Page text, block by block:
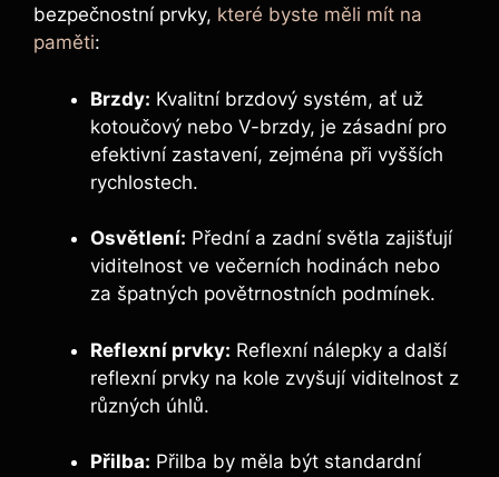
bezpečnostní prvky, které byste měli mít na
paměti:
Brzdy: Kvalitní brzdový systém, ať už
kotoučový nebo V-brzdy, je zásadní pro
efektivní zastavení, zejména při vyšších
rychlostech.
Osvětlení: Přední a zadní světla zajišťují
viditelnost ve večerních hodinách nebo
za špatných povětrnostních podmínek.
Reflexní prvky: Reflexní nálepky a další
reflexní prvky na kole zvyšují viditelnost z
různých úhlů.
Přilba: Přilba by měla být standardní